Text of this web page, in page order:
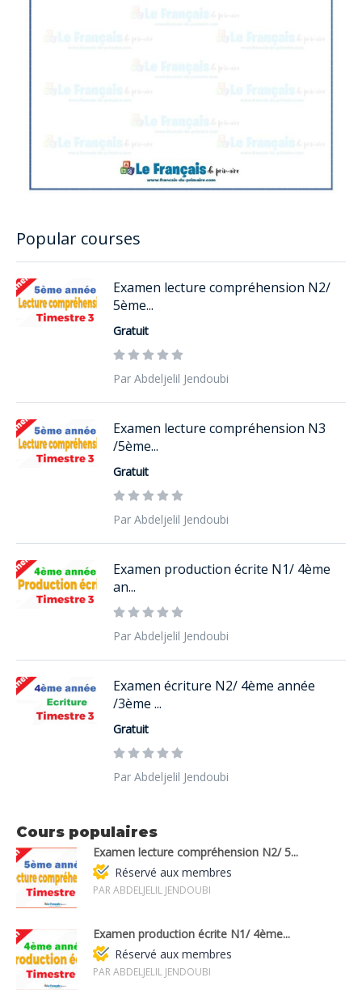
Popular courses
Examen lecture compréhension N2/
5ème...
Gratuit
Par Abdeljelil Jendoubi
Examen lecture compréhension N3
/5ème...
Gratuit
Par Abdeljelil Jendoubi
Examen production écrite N1/ 4ème
an...
Par Abdeljelil Jendoubi
Examen écriture N2/ 4ème année
/3ème ...
Gratuit
Par Abdeljelil Jendoubi
Cours populaires
Examen lecture compréhension N2/ 5...
Réservé aux membres
PAR ABDELJELIL JENDOUBI
Examen production écrite N1/ 4ème...
Réservé aux membres
PAR ABDELJELIL JENDOUBI